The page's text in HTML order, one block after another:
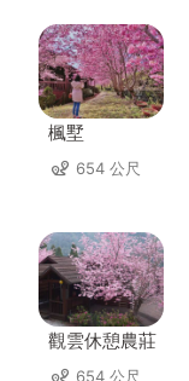
楓墅
654 公尺
觀雲休憩農莊
654 公尺